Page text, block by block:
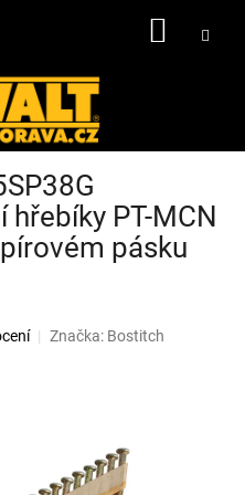
hřebíky PT-MCN
pásku
Značka: Bostitch